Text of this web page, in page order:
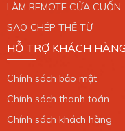
CHI NHÁNH 8
34/6 Liên Khu 4 -
Quận Bình Tân.
Xem bản đồ
LÀM REMOTE CỬA CUỐN
SAO CHÉP THẺ TỪ
HỖ TRỢ KHÁCH HÀNG
Chính sách bảo mật
Chính sách thanh toán
Chính sách khách hàng